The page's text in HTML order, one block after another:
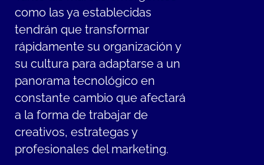
como las ya establecidas
tendrán que transformar
rápidamente su organización y
su cultura para adaptarse a un
panorama tecnológico en
constante cambio que afectará
a la forma de trabajar de
creativos, estrategas y
profesionales del marketing.